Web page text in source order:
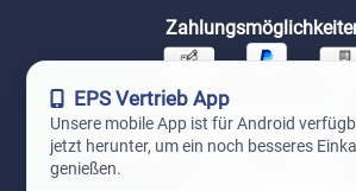
Unsere Versandpartner:
EPS Vertrieb App
Unsere mobile App ist für Android
jetzt herunter, um ein noch besseres
genießen.